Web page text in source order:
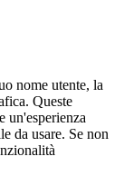
nome utente, la
Queste
un'esperienza
da usare. Se non